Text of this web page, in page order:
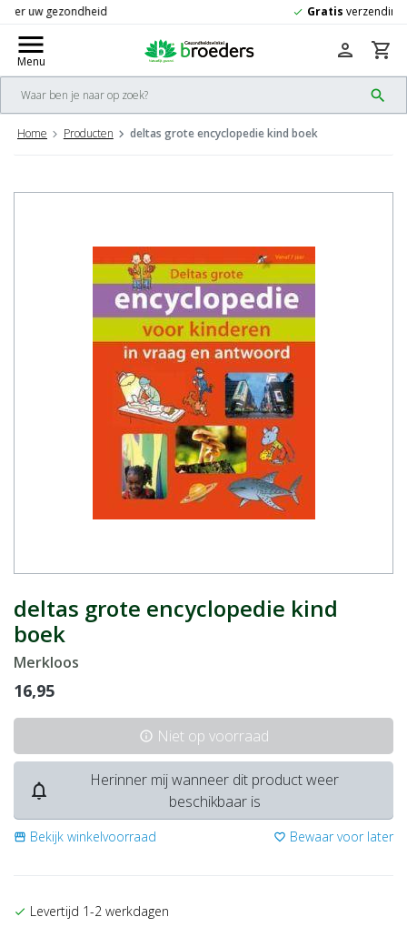
menu
Menu
search
person shopping_cart
Home Producten deltas grote encyclopedie kind boek
deltas grote encyclopedie kind
boek
Merkloos
16,95
info Niet op voorraad
notifications_none
Herinner mij wanneer dit product weer
beschikbaar is
storefront Bekijk winkelvoorraad favorite_border Bewaar voor later
check Levertijd 1-2 werkdagen